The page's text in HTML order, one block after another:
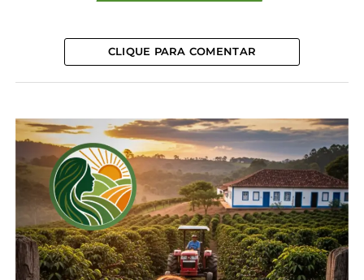
Compartilhe isso:
Facebook 18+
CLIQUE PARA COMENTAR